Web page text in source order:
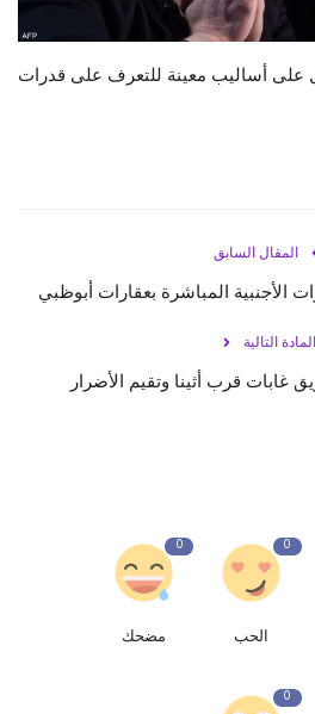
على أساليب معينة للتعرف على قدرات
المقال السابق
الأجنبية المباشرة بعقارات أبوظبي
المادة التالية
غابات قرب أثينا وتقيم الأضرار
0
الحب
0
مضحك
0